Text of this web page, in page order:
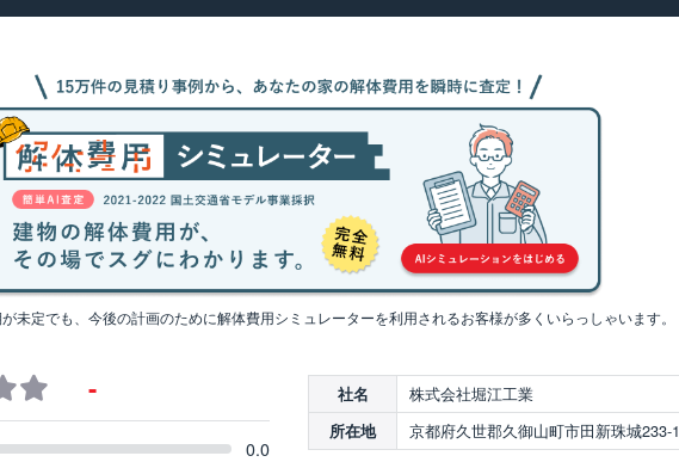
未定でも、今後の計画のために解体費用シミュレーターを利用されるお客様が多くいらっしゃいます。
-
0.0
社名 株式会社堀江工業
所在地 京都府久世郡久御山町市田新珠城233-1